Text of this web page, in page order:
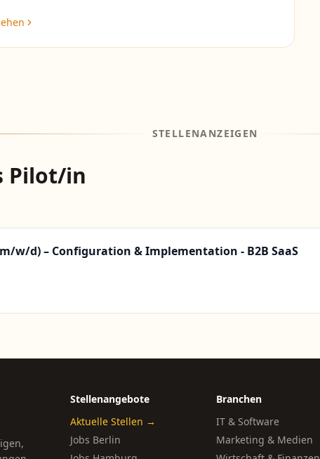
STELLENANZEIGEN
Pilot/in
w/d) – Configuration & Implementation - B2B SaaS
Stellenangebote
Aktuelle Stellen →
Jobs Berlin
Branchen
IT & Software
Marketing & Medien